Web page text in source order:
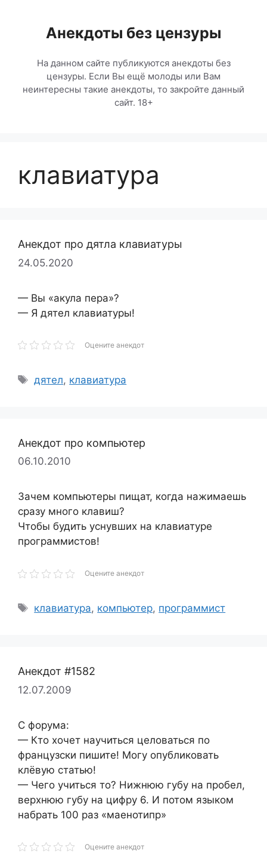
содержимомуАнекдоты без цензуры
На данном сайте публикуются анекдоты без
цензуры. Если Вы ещё молоды или Вам
неинтересны такие анекдоты, то закройте данный
сайт. 18+
клавиатура
Анекдот про дятла клавиатуры
24.05.2020
— Вы «акула пера»?
— Я дятел клавиатуры!
Оцените анекдот
Метки
дятел, клавиатура
Анекдот про компьютер
06.10.2010
Зачем компьютеры пищат, когда нажимаешь
сразу много клавиш?
Чтобы будить уснувших на клавиатуре
программистов!
Оцените анекдот
Метки
клавиатура, компьютер, программист
Анекдот #1582
12.07.2009
С форума:
— Кто хочет научиться целоваться по
французски пишите! Могу опубликовать
клёвую статью!
— Чего учиться то? Нижнюю губу на пробел,
верхнюю губу на цифру 6. И потом языком
набрать 100 раз «маенотипр»
Оцените анекдот